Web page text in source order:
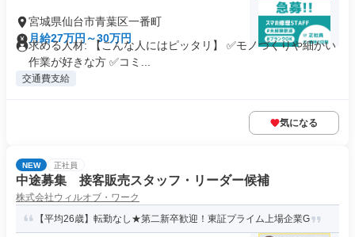
宮城県仙台市青葉区一番町
月給27万円～30万円
求める人材: 【こんな人にはピッタリ】 ✅モノづくりや細かい
作業が好きな方 ✅コミ...
交通費支給
気になる
NEW 正社員
中途募集 接客販売スタッフ・リーダー候補
株式会社ウィルオブ・ワーク
【平均26歳】転勤なし★第二新卒歓迎！東証プライム上場企業G